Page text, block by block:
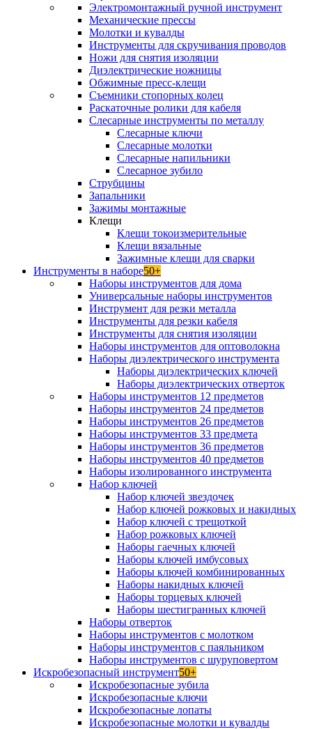
Электромонтажный ручной инструмент
Механические прессы
Молотки и кувалды
Инструменты для скручивания проводов
Ножи для снятия изоляции
Диэлектрические ножницы
Обжимные пресс-клещи
Съемники стопорных колец
Раскаточные ролики для кабеля
Слесарные инструменты по металлу
Слесарные ключи
Слесарные молотки
Слесарные напильники
Слесарное зубило
Струбцины
Запальники
Зажимы монтажные
Клещи
Клещи токоизмерительные
Клещи вязальные
Зажимные клещи для сварки
Инструменты в наборе50+
Наборы инструментов для дома
Универсальные наборы инструментов
Инструмент для резки металла
Инструменты для резки кабеля
Инструменты для снятия изоляции
Наборы инструментов для оптоволокна
Наборы диэлектрического инструмента
Наборы диэлектрических ключей
Наборы диэлектрических отверток
Наборы инструментов 12 предметов
Наборы инструментов 24 предметов
Наборы инструментов 26 предметов
Наборы инструментов 33 предмета
Наборы инструментов 36 предметов
Наборы инструментов 40 предметов
Наборы изолированного инструмента
Набор ключей
Набор ключей звездочек
Набор ключей рожковых и накидных
Набор ключей с трещоткой
Набор рожковых ключей
Наборы гаечных ключей
Наборы ключей имбусовых
Наборы ключей комбинированных
Наборы накидных ключей
Наборы торцевых ключей
Наборы шестигранных ключей
Наборы отверток
Наборы инструментов с молотком
Наборы инструментов с паяльником
Наборы инструментов с шуруповертом
Искробезопасный инструмент50+
Искробезопасные зубила
Искробезопасные ключи
Искробезопасные лопаты
Искробезопасные молотки и кувалды